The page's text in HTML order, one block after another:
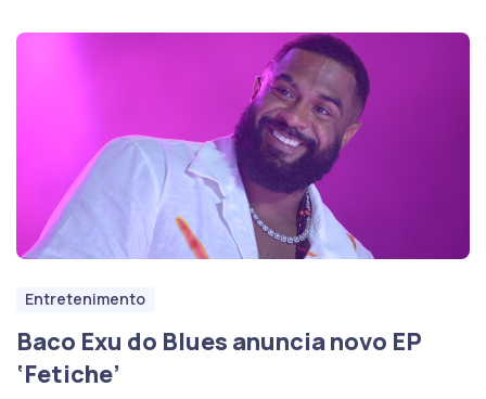
Entretenimento
Baco Exu do Blues anuncia novo EP
‘Fetiche’